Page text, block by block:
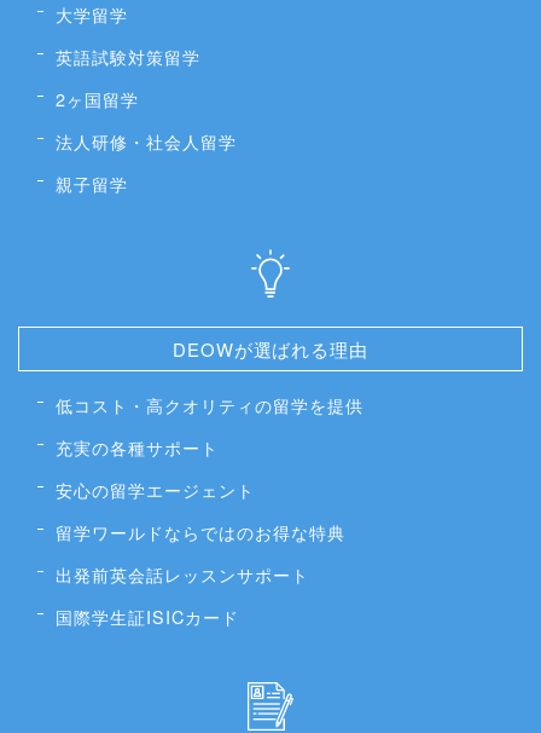
大学留学
英語試験対策留学
2ヶ国留学
法人研修・社会人留学
親子留学
DEOWが選ばれる理由
低コスト・高クオリティの留学を提供
充実の各種サポート
安心の留学エージェント
留学ワールドならではのお得な特典
出発前英会話レッスンサポート
国際学生証ISICカード